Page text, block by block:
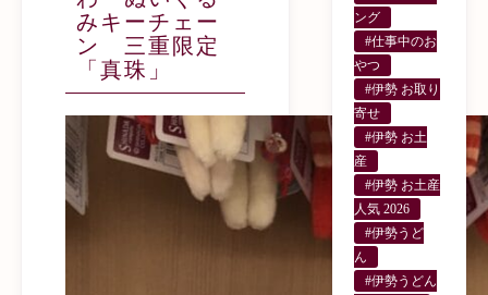
みキーチェー
ン 三重限定
「真珠」
ング
#仕事中のお
やつ
#伊勢 お取り
寄せ
#伊勢 お土
産
#伊勢 お土産
人気 2026
#伊勢うど
ん
#伊勢うどん